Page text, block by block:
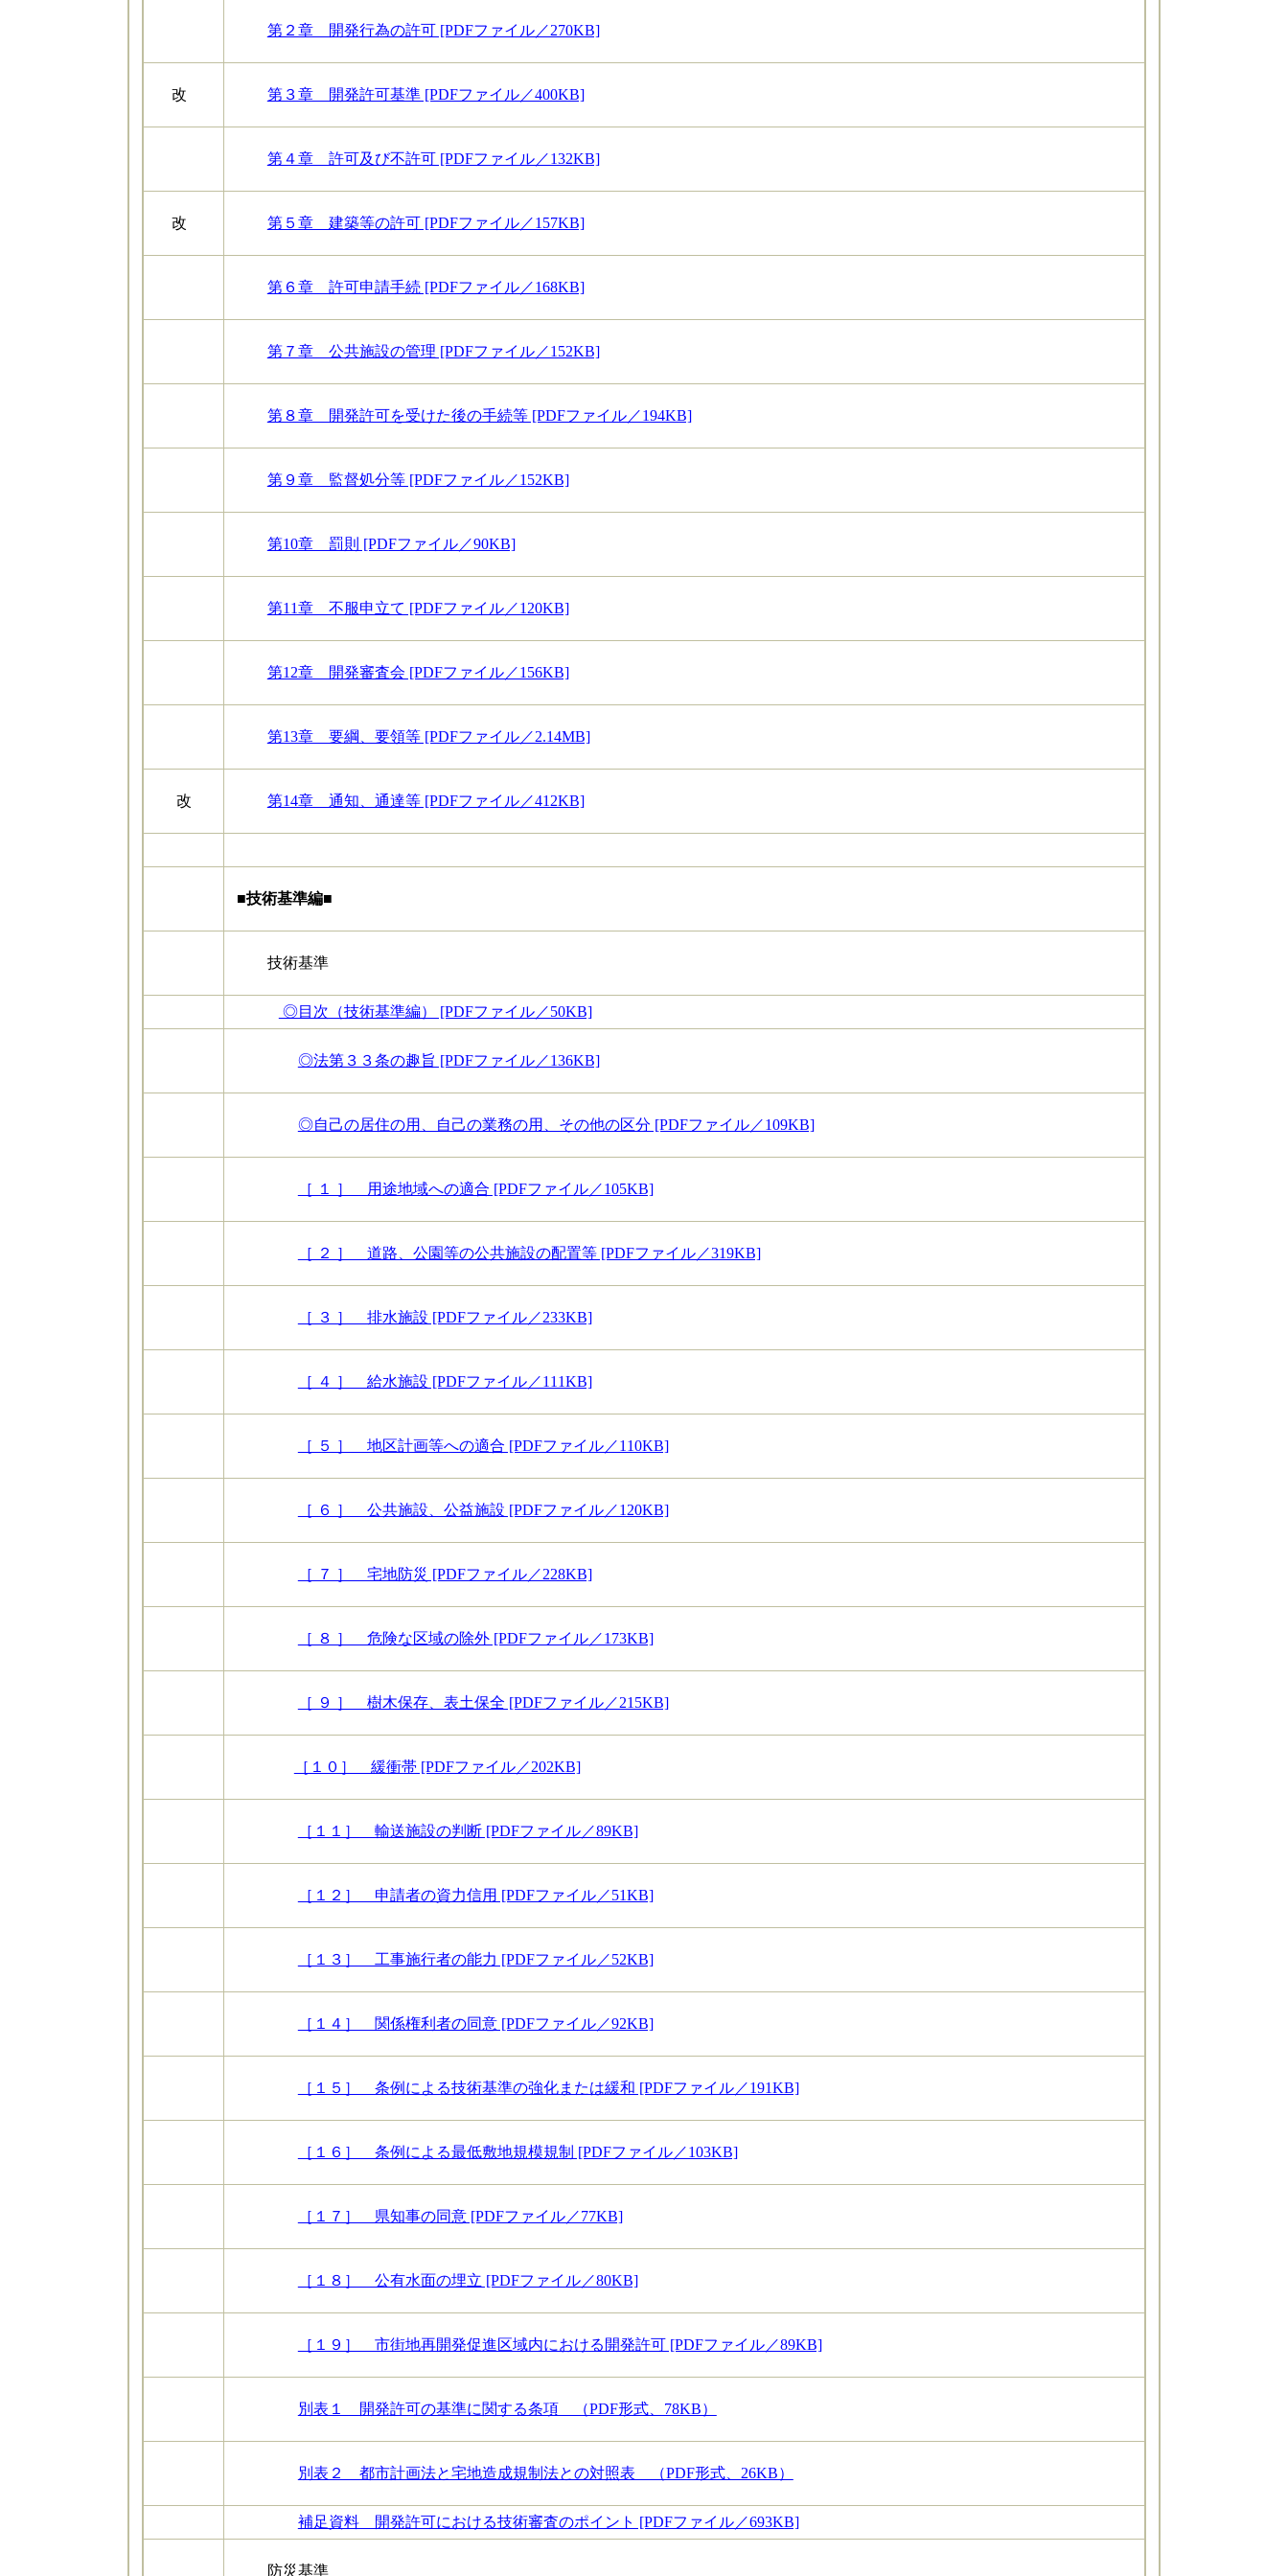
第２章 開発行為の許可 [PDFファイル／270KB]
改 第３章 開発許可基準 [PDFファイル／400KB]
第４章 許可及び不許可 [PDFファイル／132KB]
改 第５章 建築等の許可 [PDFファイル／157KB]
第６章 許可申請手続 [PDFファイル／168KB]
第７章 公共施設の管理 [PDFファイル／152KB]
第８章 開発許可を受けた後の手続等 [PDFファイル／194KB]
第９章 監督処分等 [PDFファイル／152KB]
第10章 罰則 [PDFファイル／90KB]
第11章 不服申立て [PDFファイル／120KB]
第12章 開発審査会 [PDFファイル／156KB]
第13章 要綱、要領等 [PDFファイル／2.14MB]
改 第14章 通知、通達等 [PDFファイル／412KB]
■技術基準編■
技術基準
◎目次（技術基準編） [PDFファイル／50KB]
◎法第３３条の趣旨 [PDFファイル／136KB]
◎自己の居住の用、自己の業務の用、その他の区分 [PDFファイル／109KB]
［ １ ］ 用途地域への適合 [PDFファイル／105KB]
［ ２ ］ 道路、公園等の公共施設の配置等 [PDFファイル／319KB]
［ ３ ］ 排水施設 [PDFファイル／233KB]
［ ４ ］ 給水施設 [PDFファイル／111KB]
［ ５ ］ 地区計画等への適合 [PDFファイル／110KB]
［ ６ ］ 公共施設、公益施設 [PDFファイル／120KB]
［ ７ ］ 宅地防災 [PDFファイル／228KB]
［ ８ ］ 危険な区域の除外 [PDFファイル／173KB]
［ ９ ］ 樹木保存、表土保全 [PDFファイル／215KB]
［１０］ 緩衝帯 [PDFファイル／202KB]
［１１］ 輸送施設の判断 [PDFファイル／89KB]
［１２］ 申請者の資力信用 [PDFファイル／51KB]
［１３］ 工事施行者の能力 [PDFファイル／52KB]
［１４］ 関係権利者の同意 [PDFファイル／92KB]
［１５］ 条例による技術基準の強化または緩和 [PDFファイル／191KB]
［１６］ 条例による最低敷地規模規制 [PDFファイル／103KB]
［１７］ 県知事の同意 [PDFファイル／77KB]
［１８］ 公有水面の埋立 [PDFファイル／80KB]
［１９］ 市街地再開発促進区域内における開発許可 [PDFファイル／89KB]
別表１ 開発許可の基準に関する条項 （PDF形式、78KB）
別表２ 都市計画法と宅地造成規制法との対照表 （PDF形式、26KB）
補足資料 開発許可における技術審査のポイント [PDFファイル／693KB]
防災基準